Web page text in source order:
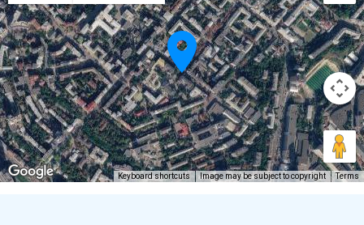
Keyboard shortcuts Image may be subject to copyright Terms